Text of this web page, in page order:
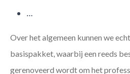
…
Over het algemeen kunnen we
basispakket, waarbij een reeds
gerenoveerd wordt om het